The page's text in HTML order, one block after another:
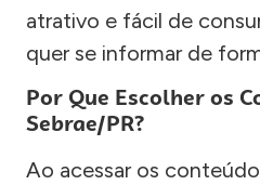
atrativo e fácil de
quer se informar de
Por Que Escolher os
Sebrae/PR?
Ao acessar os